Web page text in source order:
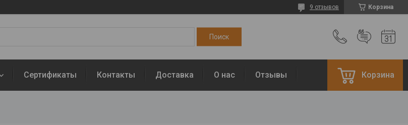
Корзина
9 отзывов
Сертификаты Контакты Доставка О нас Отзывы Корзина